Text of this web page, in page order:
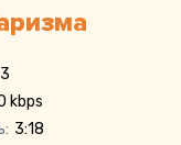
kbps
3:18